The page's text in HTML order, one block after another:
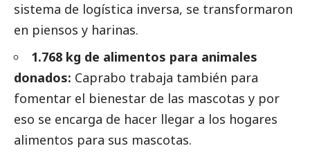
sistema de logística inversa, se transformaron
en piensos y harinas.
1.768 kg de alimentos para animales
donados: Caprabo trabaja también para
fomentar el bienestar de las mascotas y por
eso se encarga de hacer llegar a los hogares
alimentos para sus mascotas.